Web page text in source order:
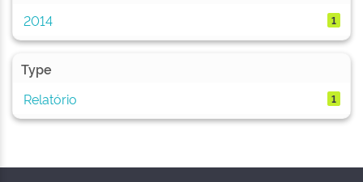
2014
1
Type
Relatório
1